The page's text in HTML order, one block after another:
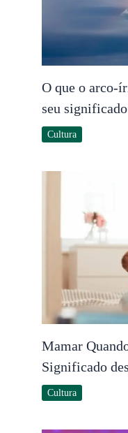
O que o arco-
seu
Cultura
Mamar
Significado
Cultura